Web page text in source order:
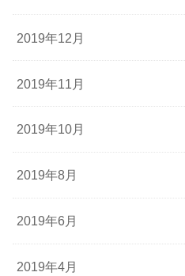
2019年12月
2019年11月
2019年10月
2019年8月
2019年6月
2019年4月